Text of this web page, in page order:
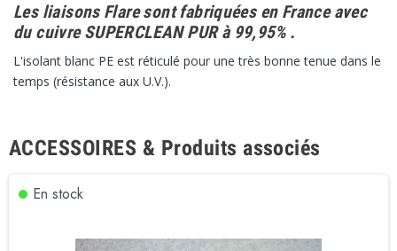
Les liaisons Flare sont fabriquées en France avec
du cuivre SUPERCLEAN PUR à 99,95% .
L'isolant blanc PE est réticulé pour une très bonne tenue dans le
temps (résistance aux U.V.).
ACCESSOIRES & Produits associés
En stock